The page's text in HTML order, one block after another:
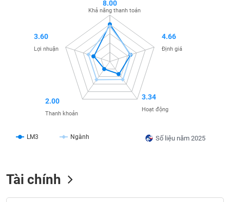
Số liệu năm 2025
LM3 Ngành
8.00
Khả năng thanh toán
4.66
Định giá
3.34
Hoạt động
2.00
Thanh khoản
3.60
Lợi nhuận
Tài chính
CÔNG